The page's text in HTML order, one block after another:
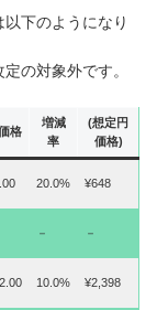
下のようになり
の対象外です。
格
増減
率
(想定円
価格)
20.0% ¥648
－ －
10.0% ¥2,398